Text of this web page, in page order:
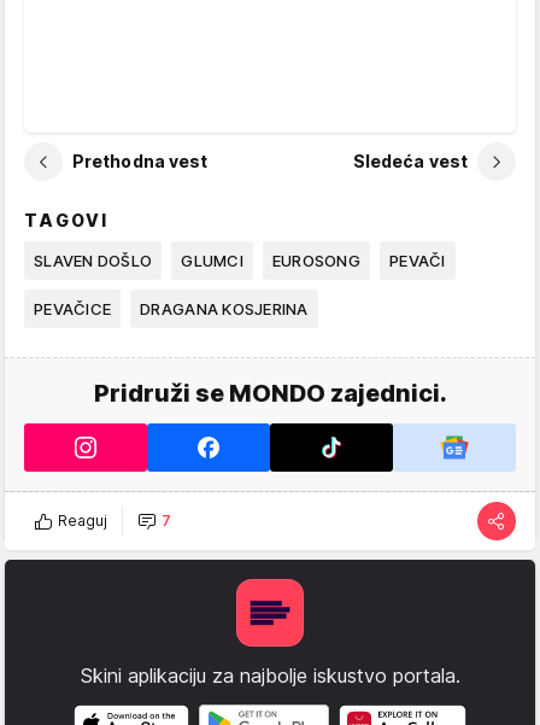
Prethodna vest Sledeća vest
TAGOVI
SLAVEN DOŠLO GLUMCI EUROSONG PEVAČI
PEVAČICE DRAGANA KOSJERINA
Pridruži se MONDO zajednici.
Reaguj 7
Skini aplikaciju za najbolje iskustvo portala.